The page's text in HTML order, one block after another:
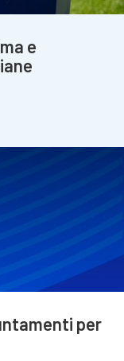
e
per